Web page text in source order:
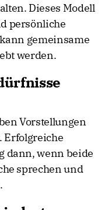
Dieses Modell
persönliche
gemeinsame
werden.
Vorstellungen
Erfolgreiche
dann, wenn beide
sprechen und